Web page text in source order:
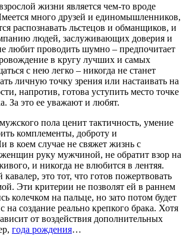
жизни является чем-то вроде
много друзей и единомышленников,
распознавать льстецов и обманщиков, и
людей, заслуживающих доверия и
любит проводить шумно – предпочитает
в кругу лучших и самых
с нею легко – никогда не станет
личную точку зрения или настаивать на
напротив, готова уступить место точке
За это ее уважают и любят.
пола ценит тактичность, умение
комплементы, доброту и
в коем случае не свяжет жизнь с
руку мужчиной, не обратит взор на
и никогда не влюбится в лентяя.
это тот, что готов пожертвовать
Эти критерии не позволят ей в раннем
колечком на пальце, но зато потом будет
создание реально крепкого брака. Хотя
от воздействия дополнительных
года рождения…